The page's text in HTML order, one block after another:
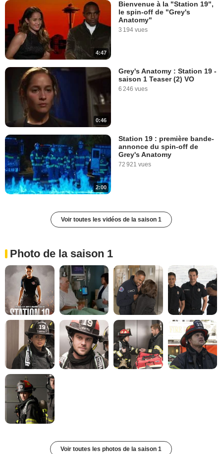
4:47
Bienvenue à la "Station 19",
le spin-off de "Grey's
Anatomy"
3 194 vues
0:46
Grey's Anatomy : Station 19 -
saison 1 Teaser (2) VO
6 246 vues
2:00
Station 19 : première bande-
annonce du spin-off de
Grey's Anatomy
72 921 vues
Voir toutes les vidéos de la saison 1
Photo de la saison 1
Voir toutes les photos de la saison 1